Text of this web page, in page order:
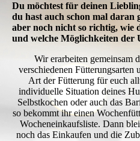
Du möchtest für deinen
du hast auch schon mal daran
aber noch nicht so richtig, wie
und welche Möglichkeiten der
Wir erarbeiten gemeinsam
verschiedenen Fütterungsarten
Art der Fütterung für euch
individuelle Situation deines
Selbstkochen oder auch das
so bekommt ihr einen
Wocheneinkaufsliste. Dann
noch das Einkaufen und die